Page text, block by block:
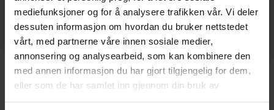
mediefunksjoner og for å analysere trafikken vår. Vi deler
dessuten informasjon om hvordan du bruker nettstedet
vårt, med partnerne våre innen sosiale medier,
annonsering og analysearbeid, som kan kombinere den
med annen informasjon du har gjort tilgjengelig for dem,
eller som de har samlet inn gjennom din bruk av
70 × 75 cm
1439,00kr
sammenleggbar funksjon –
1119,00kr